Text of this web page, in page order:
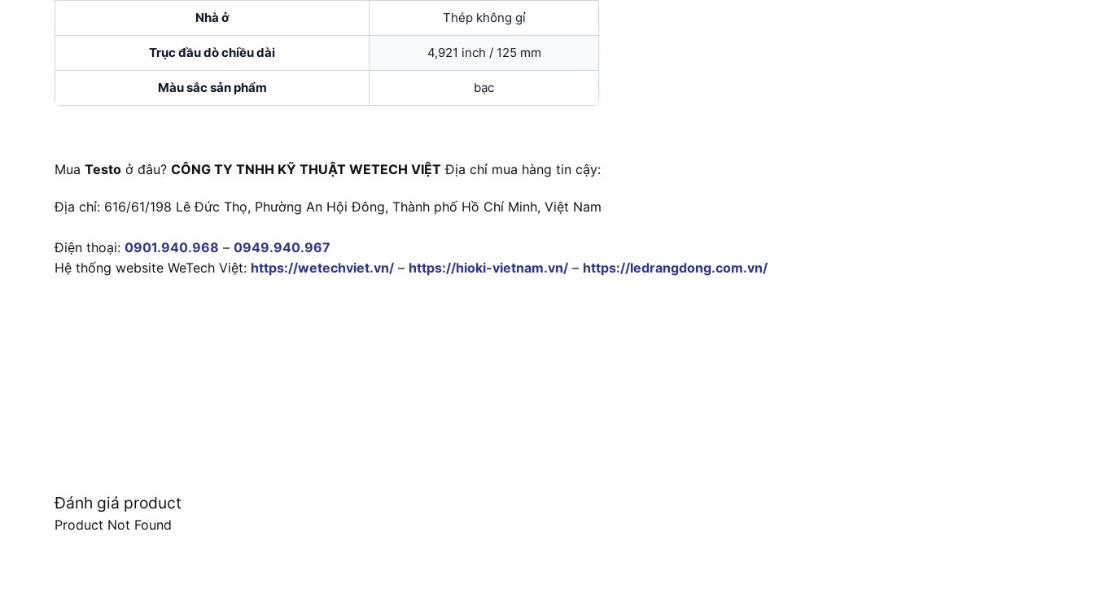
Nhà ở Thép không gỉ
Trục đầu dò chiều dài 4,921 inch / 125 mm
Màu sắc sản phẩm bạc
Mua Testo ở đâu? CÔNG TY TNHH KỸ THUẬT WETECH VIỆT Địa chỉ mua hàng tin cậy:
Địa chỉ: 616/61/198 Lê Đức Thọ, Phường An Hội Đông, Thành phố Hồ Chí Minh, Việt Nam
Điện thoại: 0901.940.968 – 0949.940.967
Hệ thống website WeTech Việt: https://wetechviet.vn/ – https://hioki-vietnam.vn/ – https://ledrangdong.com.vn/
Đánh giá product
Product Not Found